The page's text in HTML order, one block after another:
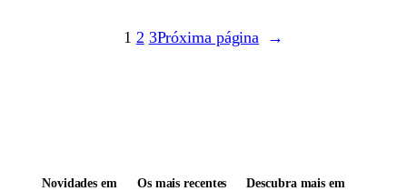
1 2 3Próxima página →
Novidades em Os mais recentes Descubra mais em